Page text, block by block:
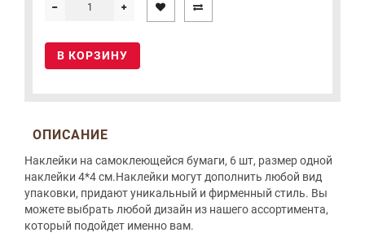
В КОРЗИНУ
ОПИСАНИЕ
Наклейки на самоклеющейся бумаги, 6 шт, размер одной
наклейки 4*4 см.Наклейки могут дополнить любой вид
упаковки, придают уникальный и фирменный стиль. Вы
можете выбрать любой дизайн из нашего ассортимента,
который подойдет именно вам.